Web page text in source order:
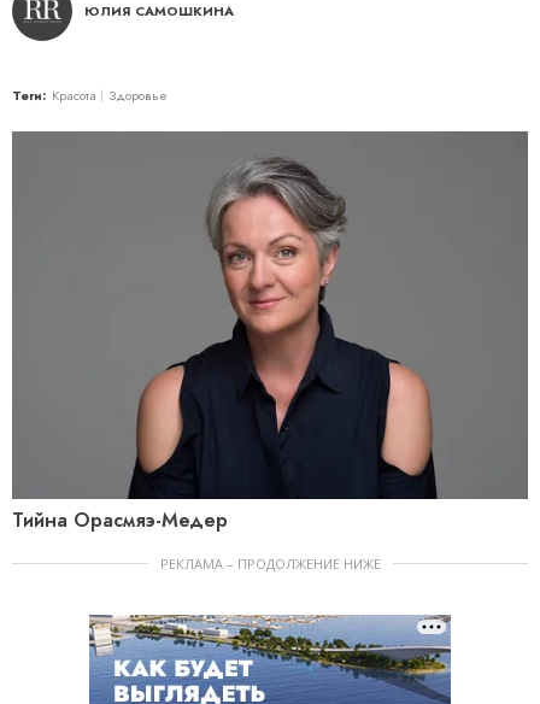
ЮЛИЯ САМОШКИНА
Теги: Красота Здоровье
Тийна Орасмяэ-Медер
РЕКЛАМА – ПРОДОЛЖЕНИЕ НИЖЕ